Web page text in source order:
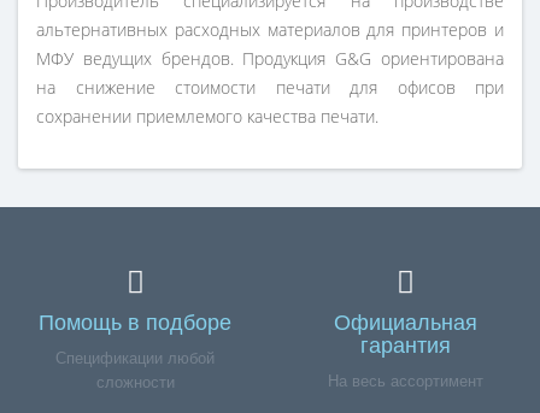
альтернативных расходных материалов для принтеров и
МФУ ведущих брендов. Продукция G&G ориентирована
на снижение стоимости печати для офисов при
сохранении приемлемого качества печати.
Помощь в подборе
Спецификации любой
сложности
Официальная
гарантия
На весь ассортимент